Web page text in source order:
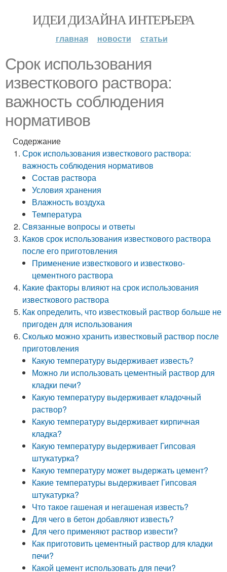
ИДЕИ ДИЗАЙНА ИНТЕРЬЕРА
главная новости статьи
Срок использования
известкового раствора:
важность соблюдения
нормативов
Содержание
Срок использования известкового раствора:
важность соблюдения нормативов
Состав раствора
Условия хранения
Влажность воздуха
Температура
Связанные вопросы и ответы
Каков срок использования известкового раствора
после его приготовления
Применение известкового и известково-
цементного раствора
Какие факторы влияют на срок использования
известкового раствора
Как определить, что известковый раствор больше не
пригоден для использования
Сколько можно хранить известковый раствор после
приготовления
Какую температуру выдерживает известь?
Можно ли использовать цементный раствор для
кладки печи?
Какую температуру выдерживает кладочный
раствор?
Какую температуру выдерживает кирпичная
кладка?
Какую температуру выдерживает Гипсовая
штукатурка?
Какую температуру может выдержать цемент?
Какие температуры выдерживает Гипсовая
штукатурка?
Что такое гашеная и негашеная известь?
Для чего в бетон добавляют известь?
Для чего применяют раствор извести?
Как приготовить цементный раствор для кладки
печи?
Какой цемент использовать для печи?